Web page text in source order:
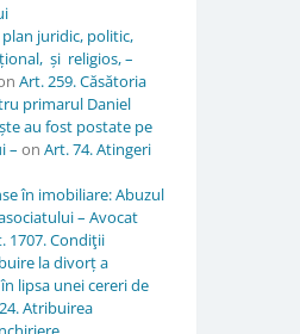
juridic, politic,
și religios, –
Art. 259. Căsătoria
primarul Daniel
au fost postate pe
– on Art. 74. Atingeri
în imobiliare: Abuzul
– Avocat
1707. Condiţii
la divorț a
lipsa unei cereri de
Atribuirea